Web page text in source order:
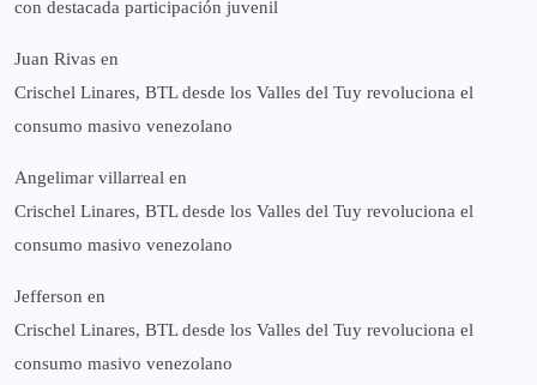
con destacada participación juvenil
Juan Rivas en
Crischel Linares, BTL desde los Valles del Tuy revoluciona el
consumo masivo venezolano
Angelimar villarreal en
Crischel Linares, BTL desde los Valles del Tuy revoluciona el
consumo masivo venezolano
Jefferson en
Crischel Linares, BTL desde los Valles del Tuy revoluciona el
consumo masivo venezolano